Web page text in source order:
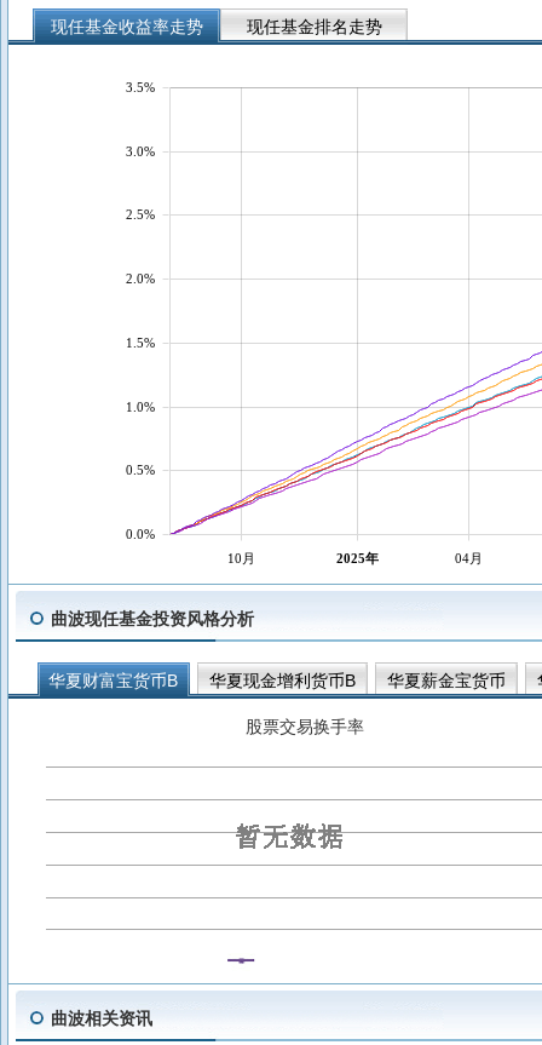
现任基金收益率走势 现任基金排名走势
10月 2025年 04月
0.0%
0.5%
1.0%
1.5%
2.0%
2.5%
3.0%
3.5%
曲波现任基金投资风格分析
华夏财富宝货币B 华夏现金增利货币B 华夏薪金宝货币
股票交易换手率
曲波相关资讯